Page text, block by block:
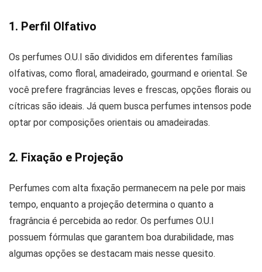
1. Perfil Olfativo
Os perfumes O.U.I são divididos em diferentes famílias
olfativas, como floral, amadeirado, gourmand e oriental. Se
você prefere fragrâncias leves e frescas, opções florais ou
cítricas são ideais. Já quem busca perfumes intensos pode
optar por composições orientais ou amadeiradas.
2. Fixação e Projeção
Perfumes com alta fixação permanecem na pele por mais
tempo, enquanto a projeção determina o quanto a
fragrância é percebida ao redor. Os perfumes O.U.I
possuem fórmulas que garantem boa durabilidade, mas
algumas opções se destacam mais nesse quesito.